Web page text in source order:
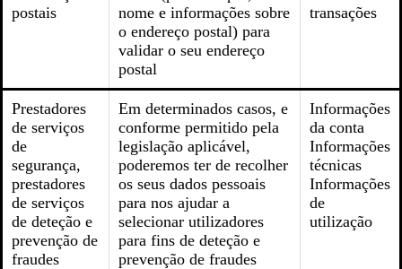
postais
nome e informações sobre
o endereço postal) para
validar o seu endereço
postal
transações
Prestadores
de serviços
de
segurança,
prestadores
de serviços
de deteção e
prevenção de
fraudes
Em determinados casos, e
conforme permitido pela
legislação aplicável,
poderemos ter de recolher
os seus dados pessoais
para nos ajudar a
selecionar utilizadores
para fins de deteção e
prevenção de fraudes
Informações
da conta
Informações
técnicas
Informações
de
utilização